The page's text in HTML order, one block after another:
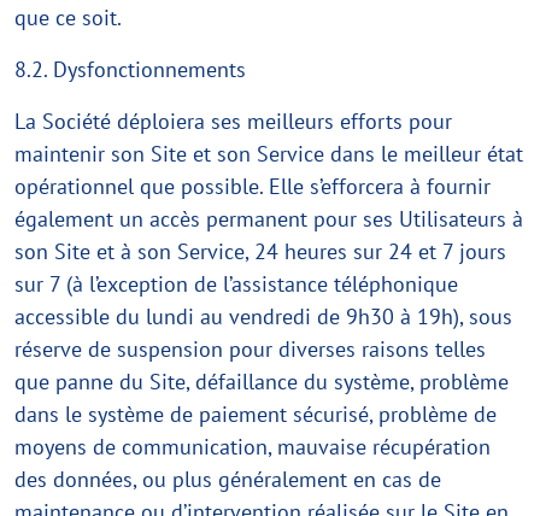
que ce soit.
8.2. Dysfonctionnements
La Société déploiera ses meilleurs efforts pour
maintenir son Site et son Service dans le meilleur état
opérationnel que possible. Elle s’efforcera à fournir
également un accès permanent pour ses Utilisateurs à
son Site et à son Service, 24 heures sur 24 et 7 jours
sur 7 (à l’exception de l’assistance téléphonique
accessible du lundi au vendredi de 9h30 à 19h), sous
réserve de suspension pour diverses raisons telles
que panne du Site, défaillance du système, problème
dans le système de paiement sécurisé, problème de
moyens de communication, mauvaise récupération
des données, ou plus généralement en cas de